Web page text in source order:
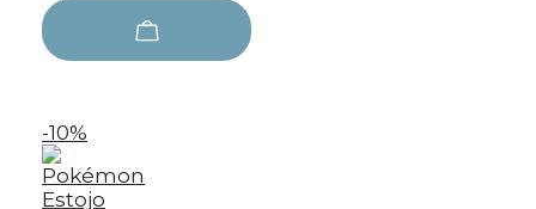
-10%